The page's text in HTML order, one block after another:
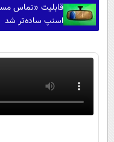
قابلیت «تماس
اسنپ ساده‌تر شد